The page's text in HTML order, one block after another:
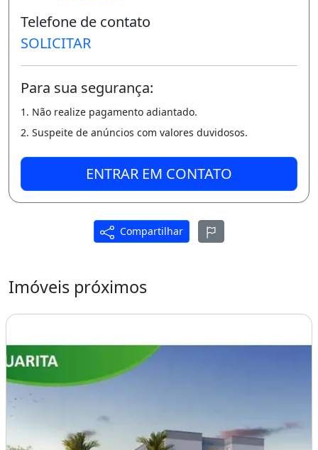
* Piscina;
* Playground;
* Espaço Fitness;
Diferenciais:
* Acesso Rapido a Av.
Osorio de Paiva;
* Proximo a Parada de Onibus;
Facilidades:
e Saldo em Ate 66 meses );
* Aceita FGTS;
* Subsidio do Programa Minha Casa Minha
Telefone de contato
SOLICITAR
Para sua segurança:
1. Não realize pagamento adiantado.
2. Suspeite de anúncios com valores duvidosos.
ENTRAR EM CONTATO
Compartilhar
Imóveis próximos